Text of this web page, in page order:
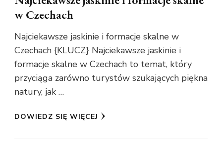
w Czechach
Najciekawsze jaskinie i formacje skalne w
Czechach {KLUCZ} Najciekawsze jaskinie i
formacje skalne w Czechach to temat, który
przyciąga zarówno turystów szukających piękna
natury, jak …
DOWIEDZ SIĘ WIĘCEJ